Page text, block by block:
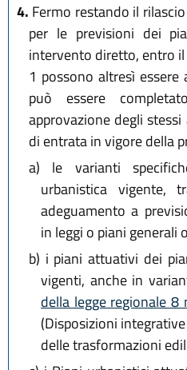
4. Fermo restando il
per le previsioni dei
intervento diretto, entro
1 possono altresì
può essere
approvazione degli
di entrata in vigore della
a) le varianti
urbanistica
adeguamento a
in leggi o piani generali
b) i piani attuativi dei
vigenti, anche in
della legge regionale
(Disposizioni
delle trasformazioni